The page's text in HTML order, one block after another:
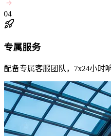
04
专属服务
配备专属客服团队，7x24小时